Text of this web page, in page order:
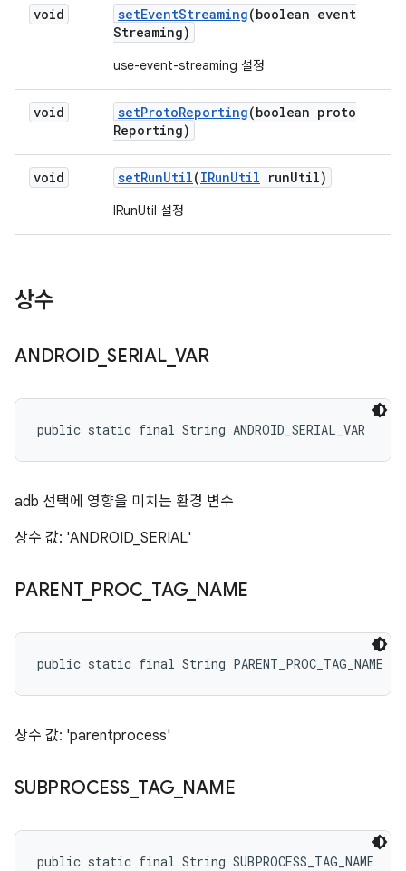
void setEventStreaming(boolean event
Streaming)
use-event-streaming 설정
void setProtoReporting(boolean proto
Reporting)
void setRunUtil(IRunUtil runUtil)
IRunUtil 설정
상수
ANDROID_ SERIAL_VAR
public static final String ANDROID_SERIAL_VAR
adb 선택에 영향을 미치는 환경 변수
상수 값: 'ANDROID_SERIAL'
PARENT_ PROC TAG_ NAME
public static final String PARENT_PROC_TAG_NAME
상수 값: 'parentprocess'
SUBPROCESS_ TAG_ NAME
public static final String SUBPROCESS_TAG_NAME